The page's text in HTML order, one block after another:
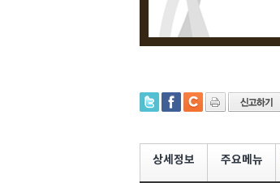
상세정보 주요메뉴